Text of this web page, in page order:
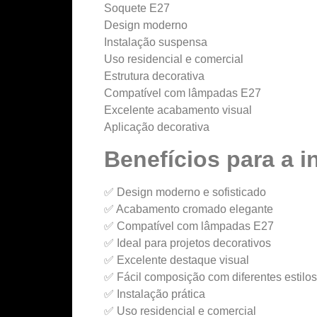
Soquete E27
Design moderno
Instalação suspensa
Uso residencial e comercial
Estrutura decorativa
Compatível com lâmpadas E27
Excelente acabamento visual
Aplicação decorativa
Benefícios para a
✅ Design moderno e sofisticado
✅ Acabamento cromado elegante
✅ Compatível com lâmpadas E27
✅ Ideal para projetos decorativos
✅ Excelente destaque visual
✅ Fácil composição com diferentes estilos
✅ Instalação prática
✅ Uso residencial e comercial